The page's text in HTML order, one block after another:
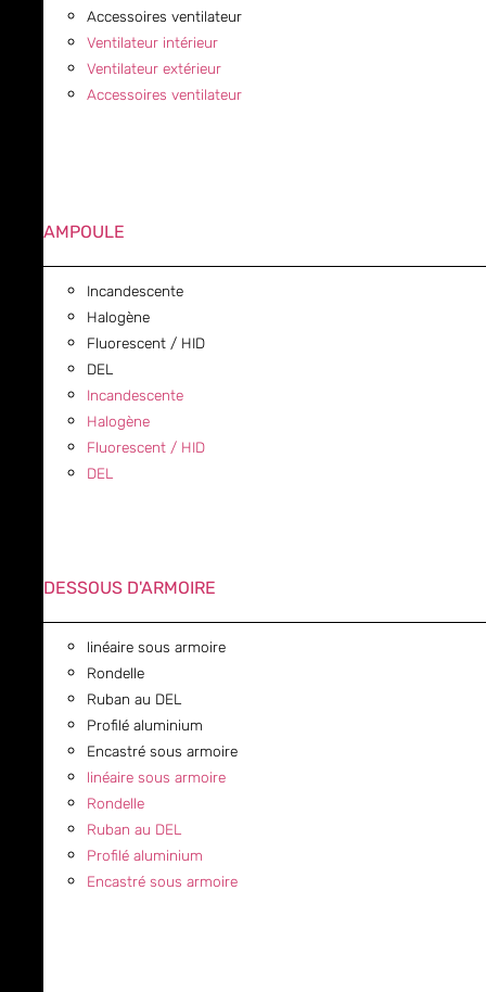
Accessoires ventilateur
Ventilateur intérieur
Ventilateur extérieur
Accessoires ventilateur
AMPOULE
Incandescente
Halogène
Fluorescent / HID
DEL
Incandescente
Halogène
Fluorescent / HID
DEL
DESSOUS D'ARMOIRE
linéaire sous armoire
Rondelle
Ruban au DEL
Profilé aluminium
Encastré sous armoire
linéaire sous armoire
Rondelle
Ruban au DEL
Profilé aluminium
Encastré sous armoire